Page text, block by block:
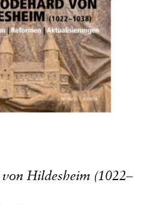
Hildesheim (1022–